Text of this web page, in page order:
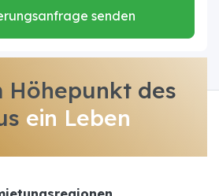
senden
Höhepunkt des
ein Leben